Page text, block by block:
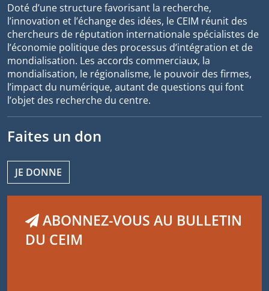
Doté d’une structure favorisant la recherche,
l’innovation et l’échange des idées, le CEIM réunit des
chercheurs de réputation internationale spécialistes de
l’économie politique des processus d’intégration et de
mondialisation. Les accords commerciaux, la
mondialisation, le régionalisme, le pouvoir des firmes,
l’impact du numérique, autant de questions qui font
l’objet des recherche du centre.
Faites un don
JE DONNE
ABONNEZ-VOUS AU BULLETIN
DU CEIM